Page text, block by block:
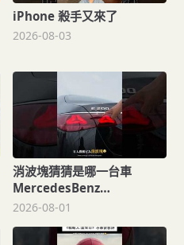
iPhone 殺手又來了
2026-08-03
消波塊猜猜是哪一台車
MercedesBenz
140yearsofinnovation
2026-08-01